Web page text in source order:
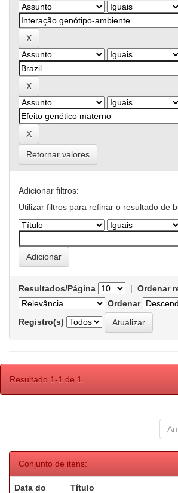
Retornar valores
Adicionar filtros:
Utilizar filtros para refinar o resultado de
Resultados/Página | Ordenar
Ordenar
Registro(s)
Resultado 1-1 de 1.
Conjunto de itens:
Data do
Título